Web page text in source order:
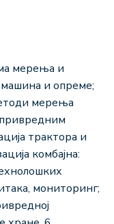
мерења и
и опреме;
мерења
трактора и
комбајна:
мониторинг;